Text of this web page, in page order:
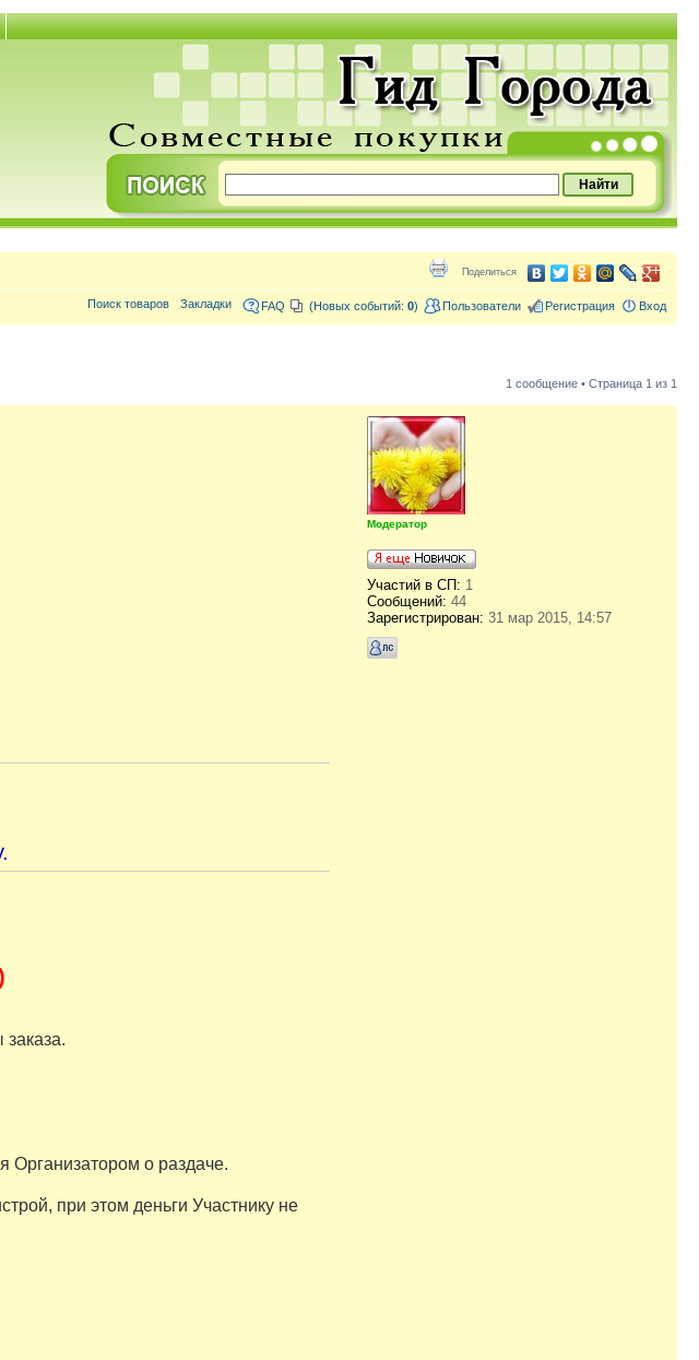
Поделиться
FAQ (Новых событий: 0) Пользователи Регистрация Вход
Поиск товаров Закладки
1 сообщение • Страница 1 из 1
Организатором о раздаче.
при этом деньги Участнику не
Модератор
Участий в СП: 1
Сообщений: 44
Зарегистрирован: 31 мар 2015, 14:57